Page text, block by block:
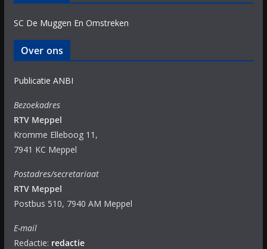
SC De Muggen En Omstreken
Over ons
Publicatie ANBI
Bezoekadres
RTV Meppel
Kromme Elleboog 11,
7941 KC Meppel
Postadres/secretariaat
RTV Meppel
Postbus 510, 7940 AM Meppel
E-mail
Redactie: redactie